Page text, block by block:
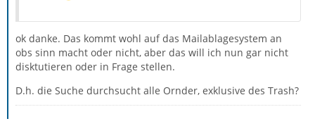
ok danke. Das kommt wohl auf das Mailablagesystem an
obs sinn macht oder nicht, aber das will ich nun gar nicht
disktutieren oder in Frage stellen.
D.h. die Suche durchsucht alle Ornder, exklusive des Trash?